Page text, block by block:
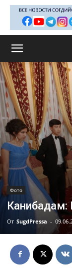
Фото
Канибадам:
От SugdPressa -